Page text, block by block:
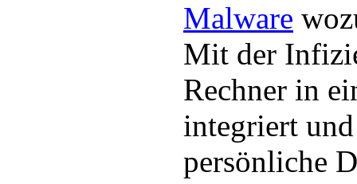
Malware
Mit der
Rechner in
integriert
persönliche